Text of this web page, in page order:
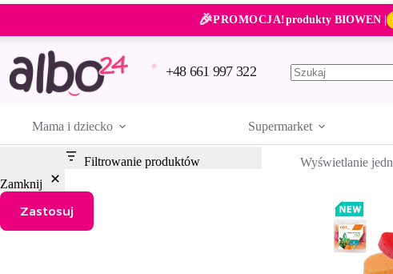
Przejdź
treści
🎉PROMOCJA!produkty BIOWEN |
+48 661 997 322
Mama i dziecko Supermarket
Wyświetlanie
Filtrowanie produktów
Zamknij
Zastosuj